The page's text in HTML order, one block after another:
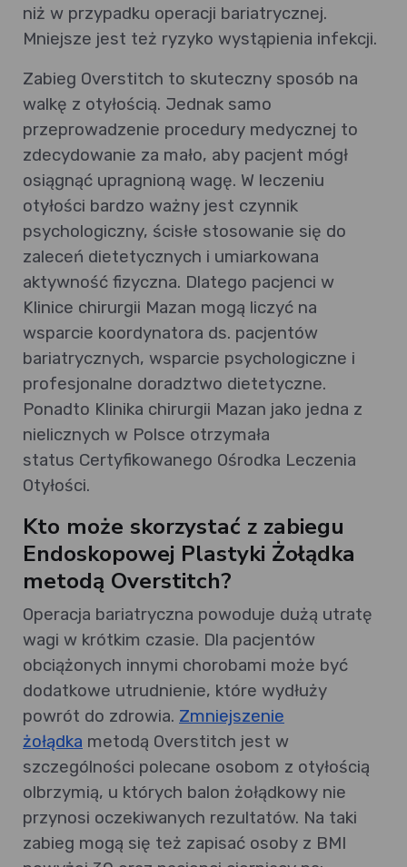
niż w przypadku operacji bariatrycznej.
Mniejsze jest też ryzyko wystąpienia infekcji.
Zabieg Overstitch to skuteczny sposób na
walkę z otyłością. Jednak samo
przeprowadzenie procedury medycznej to
zdecydowanie za mało, aby pacjent mógł
osiągnąć upragnioną wagę. W leczeniu
otyłości bardzo ważny jest czynnik
psychologiczny, ścisłe stosowanie się do
zaleceń dietetycznych i umiarkowana
aktywność fizyczna. Dlatego pacjenci w
Klinice chirurgii Mazan mogą liczyć na
wsparcie koordynatora ds. pacjentów
bariatrycznych, wsparcie psychologiczne i
profesjonalne doradztwo dietetyczne.
Ponadto Klinika chirurgii Mazan jako jedna z
nielicznych w Polsce otrzymała
status Certyfikowanego Ośrodka Leczenia
Otyłości.
Kto może skorzystać z zabiegu
Endoskopowej Plastyki Żołądka
metodą Overstitch?
Operacja bariatryczna powoduje dużą utratę
wagi w krótkim czasie. Dla pacjentów
obciążonych innymi chorobami może być
dodatkowe utrudnienie, które wydłuży
powrót do zdrowia. Zmniejszenie
żołądka metodą Overstitch jest w
szczególności polecane osobom z otyłością
olbrzymią, u których balon żołądkowy nie
przynosi oczekiwanych rezultatów. Na taki
zabieg mogą się też zapisać osoby z BMI